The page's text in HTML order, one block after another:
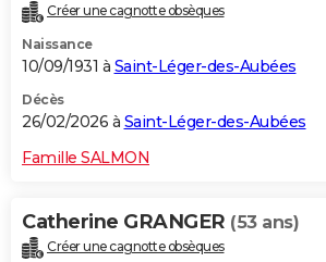
Créer une cagnotte obsèques
Naissance
10/09/1931 à Saint-Léger-des-Aubées
Décès
26/02/2026 à Saint-Léger-des-Aubées
Famille SALMON
Catherine GRANGER (53 ans)
Créer une cagnotte obsèques